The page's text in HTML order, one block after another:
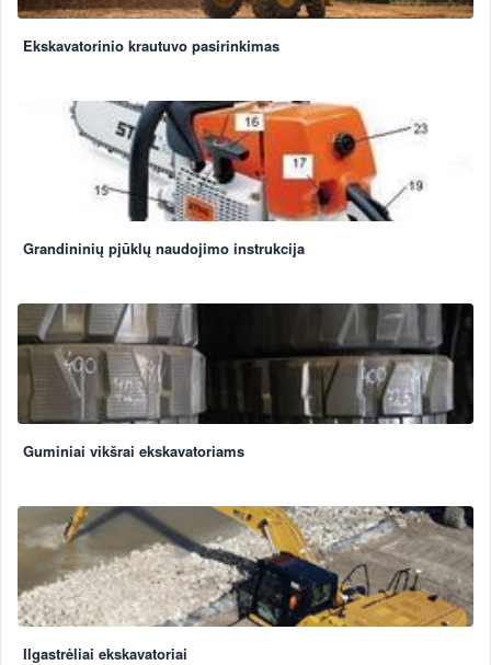
Ekskavatorinio krautuvo pasirinkimas
Grandininių pjūklų naudojimo instrukcija
Guminiai vikšrai ekskavatoriams
Ilgastrėliai ekskavatoriai